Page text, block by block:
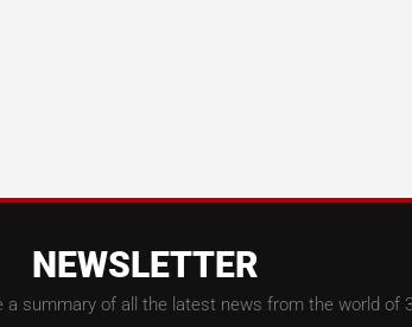
NEWSLETTER
a summary of all the latest news from the world of